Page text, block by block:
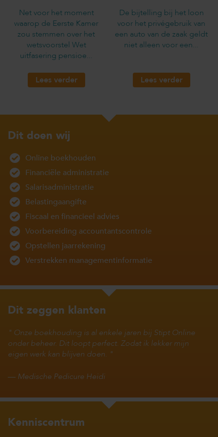
Net voor het moment
waarop de Eerste Kamer
zou stemmen over het
wetsvoorstel Wet
uitfasering pensioe...
Lees verder
De bijtelling bij het loon
voor het privégebruik van
een auto van de zaak geldt
niet alleen voor een...
Lees verder
Dit doen wij
Online boekhouden
Financiële administratie
Salarisadministratie
Belastingaangifte
Fiscaal en financieel advies
Voorbereiding accountantscontrole
Opstellen jaarrekening
Verstrekken managementinformatie
Dit zeggen klanten
Onze boekhouding is al enkele jaren bij Stipt Online
onder beheer. Dit loopt perfect. Zodat ik lekker mijn
eigen werk kan blijven doen.
— Medische Pedicure Heidi
Kenniscentrum